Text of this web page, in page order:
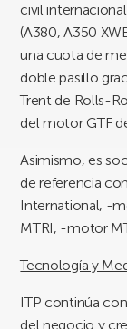
civil
(A380, A350
una cuota de
doble pasillo
Trent de Rolls-
del motor GTF
Asimismo, es
de referencia
International, -
MTRI, -motor
Tecnología y
ITP continúa
del negocio y